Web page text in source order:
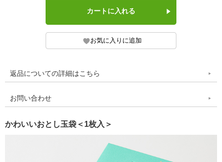
返品についての詳細はこちら
お問い合わせ
かわいいおとし玉袋＜1枚入＞